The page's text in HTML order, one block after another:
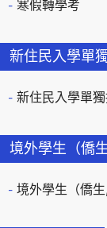
寒假轉學考
新住民入學單
新住民入學單
境外學生（僑
境外學生（僑